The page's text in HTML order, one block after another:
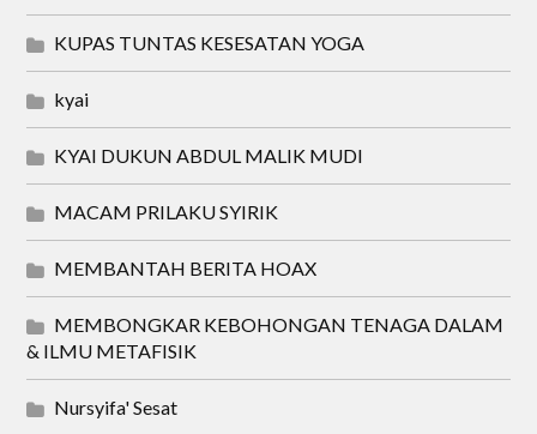
KUPAS TUNTAS KESESATAN YOGA
kyai
KYAI DUKUN ABDUL MALIK MUDI
MACAM PRILAKU SYIRIK
MEMBANTAH BERITA HOAX
MEMBONGKAR KEBOHONGAN TENAGA DALAM
& ILMU METAFISIK
Nursyifa' Sesat